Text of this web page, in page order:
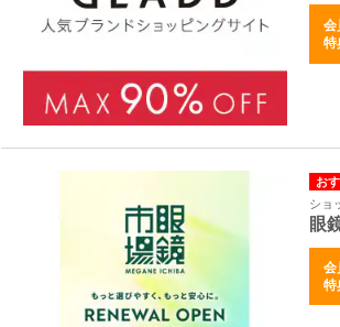
会
特
お
ショ
眼
会
特